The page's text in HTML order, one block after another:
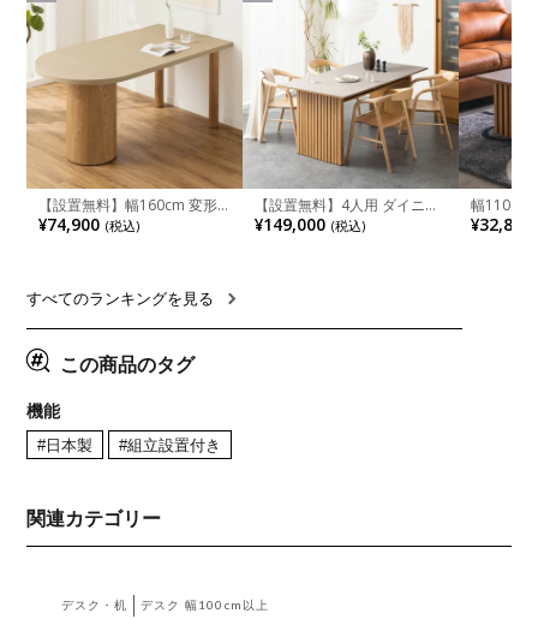
【設置無料】幅160cm 変形
半円 ダイニングテーブル モ
ルタル風 LENAS コンクリー
リア風 グレージュ
¥74,900 (税込)
【設置無料】4人用 ダイニン
グテーブルセット 5点 LUGA
セラミックテーブル おしゃれ
¥149,000 (税込)
幅110cm
木目調 リ
付き 長方
¥32,800
すべてのランキングを見る
この商品のタグ
機能
#日本製 #組立設置付き
関連カテゴリー
デスク・机 デスク 幅100cm以上